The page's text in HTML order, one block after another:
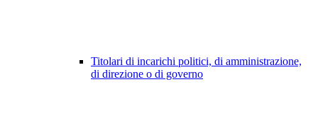
Titolari di incarichi politici, di amministrazione,
di direzione o di governo